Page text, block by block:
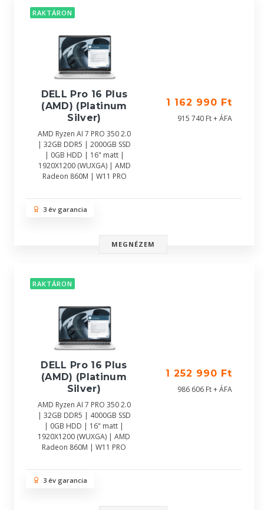
RAKTÁRON
DELL Pro 16 Plus
(AMD) (Platinum
Silver)
AMD Ryzen AI 7 PRO 350 2.0
| 32GB DDR5 | 2000GB SSD
| 0GB HDD | 16" matt |
1920X1200 (WUXGA) | AMD
Radeon 860M | W11 PRO
1 162 990 Ft
915 740 Ft + ÁFA
3 év garancia
MEGNÉZEM
RAKTÁRON
DELL Pro 16 Plus
(AMD) (Platinum
Silver)
AMD Ryzen AI 7 PRO 350 2.0
| 32GB DDR5 | 4000GB SSD
| 0GB HDD | 16" matt |
1920X1200 (WUXGA) | AMD
Radeon 860M | W11 PRO
1 252 990 Ft
986 606 Ft + ÁFA
3 év garancia